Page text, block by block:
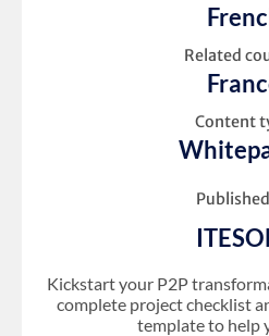
Related
Content
Kickstart your P2P
complete project checklist
template to help